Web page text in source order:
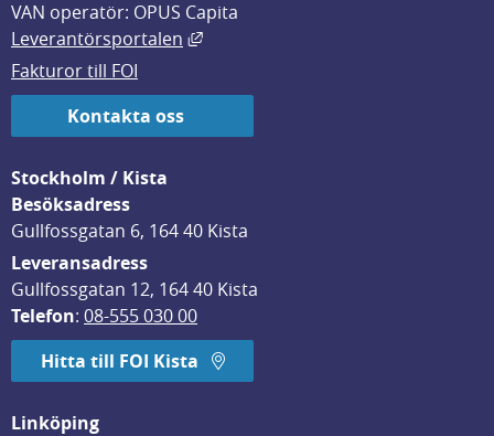
VAN operatör: OPUS Capita
Leverantörsportalen
Länk till annan webbplats, öppnas
Fakturor till FOI
Kontakta oss
Stockholm / Kista
Besöksadress
Gullfossgatan 6, 164 40 Kista
Leveransadress
Gullfossgatan 12, 164 40 Kista
Telefon: 08-555 030 00
Hitta till FOI Kista
Linköping